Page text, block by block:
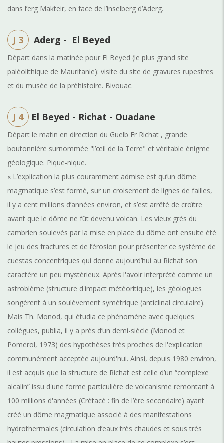
dans l’erg Makteir, en face de l’inselberg d’Aderg.
J 3 Aderg - El Beyed
Départ dans la matinée pour El Beyed (le plus grand site
paléolithique de Mauritanie): visite du site de gravures rupestres
et du musée de la préhistoire. Bivouac.
J 4 El Beyed - Richat - Ouadane
Départ le matin en direction du Guelb Er Richat , grande
boutonnière surnommée "l’œil de la Terre" et véritable énigme
géologique. Pique-nique.
« L’explication la plus couramment admise est qu’un dôme
magmatique s’est formé, sur un croisement de lignes de failles,
il y a cent millions d’années environ, et s’est arrêté de croître
avant que le dôme ne fût devenu volcan. Les vieux grès du
cambrien soulevés par la mise en place du dôme ont ensuite été
le jeu des fractures et de l’érosion pour présenter ce système de
cuestas concentriques qui donne aujourd’hui au Richat son
caractère un peu mystérieux. Après l'avoir interprété comme un
astroblème (structure d'impact météoritique), les géologues
songèrent à un soulèvement symétrique (anticlinal circulaire).
Mais Th. Monod, qui étudia ce phénomène avec quelques
collègues, publia, il y a près d’un demi-siècle (Monod et
Pomerol, 1973) des hypothèses très proches de l'explication
communément acceptée aujourd'hui. Ainsi, depuis 1980 environ,
il est acquis que la structure de Richat est celle d’un “complexe
alcalin” issu d'une forme particulière de volcanisme remontant à
100 millions d'années (Crétacé : fin de l’ère secondaire) ayant
créé un dôme magmatique associé à des manifestations
hydrothermales (circulation d’eaux très chaudes et sous très